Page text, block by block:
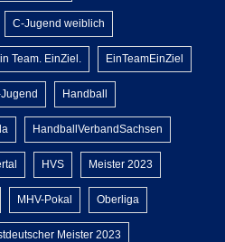
C-Jugend weiblich
Team. EinZiel. EinTeamEinZiel
Jugend Handball
HandballVerbandSachsen
HVS Meister 2023
MHV-Pokal Oberliga
Meister 2023